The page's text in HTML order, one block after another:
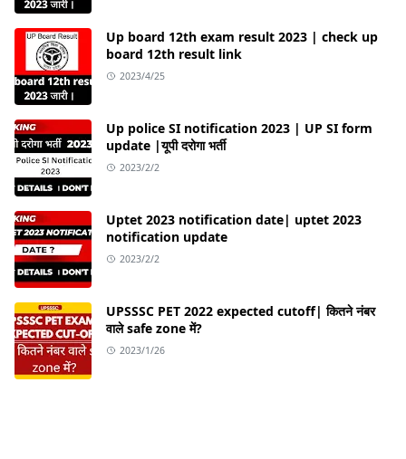
Up board 12th exam result 2023 | check up
board 12th result link
2023/4/25
Up police SI notification 2023 | UP SI form
update |यूपी दरोगा भर्ती
2023/2/2
Uptet 2023 notification date| uptet 2023
notification update
2023/2/2
UPSSSC PET 2022 expected cutoff| कितने नंबर
वाले safe zone में?
2023/1/26